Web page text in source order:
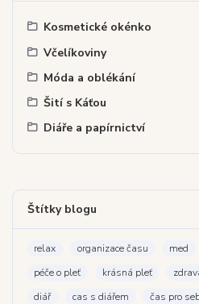
Kosmetické okénko
Včelíkoviny
Móda a oblékání
Šití s Káťou
Diáře a papírnictví
Štítky blogu
relax organizace času med
péče o pleť
krásná pleť
diář
cas s diářem čas pro